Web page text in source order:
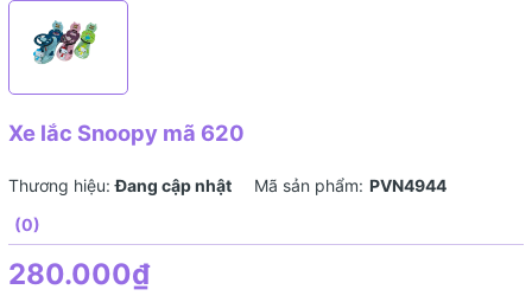
Xe lắc Snoopy mã 620
Thương hiệu:Đang cập nhật Mã sản phẩm: PVN4944
(0)
280.000₫